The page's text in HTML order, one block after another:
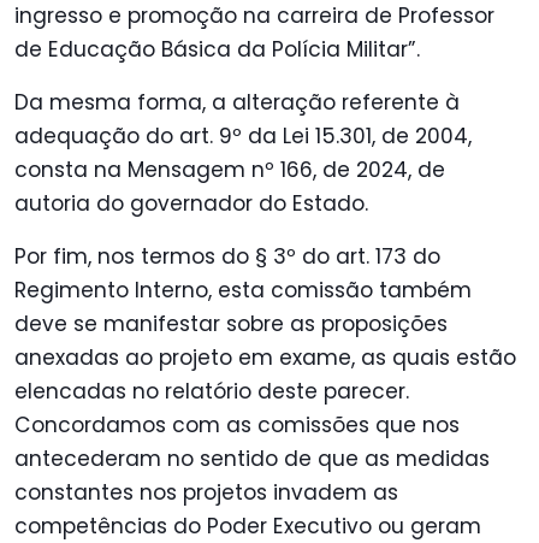
ingresso e promoção na carreira de Professor
de Educação Básica da Polícia Militar”.
Da mesma forma, a alteração referente à
adequação do art. 9º da Lei 15.301, de 2004,
consta na Mensagem nº 166, de 2024, de
autoria do governador do Estado.
Por fim, nos termos do § 3º do art. 173 do
Regimento Interno, esta comissão também
deve se manifestar sobre as proposições
anexadas ao projeto em exame, as quais estão
elencadas no relatório deste parecer.
Concordamos com as comissões que nos
antecederam no sentido de que as medidas
constantes nos projetos invadem as
competências do Poder Executivo ou geram